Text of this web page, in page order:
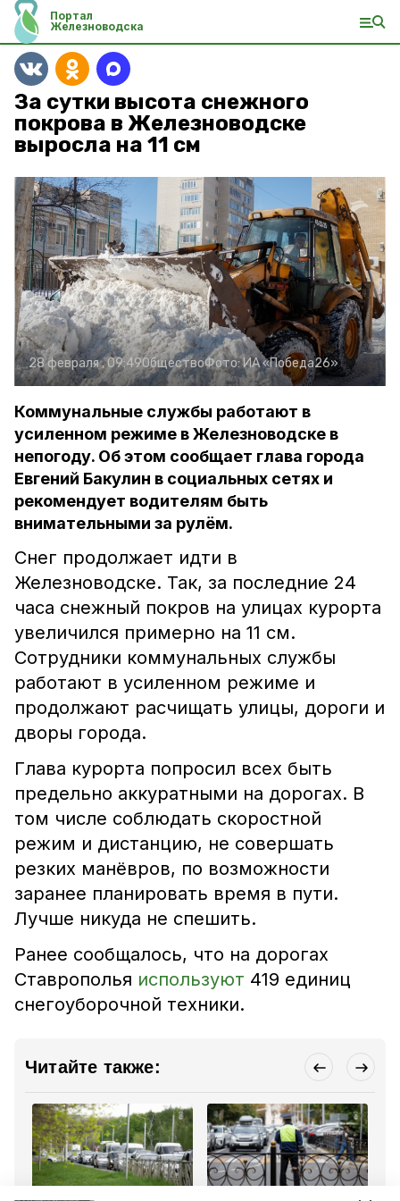
Портал
Железноводска
За сутки высота снежного
покрова в Железноводске
выросла на 11 см
28 февраля , 09:49ОбществоФото:ИА «Победа26»
Коммунальные службы работают в
усиленном режиме в Железноводске в
непогоду. Об этом сообщает глава города
Евгений Бакулин в социальных сетях и
рекомендует водителям быть
внимательными за рулём.
Снег продолжает идти в
Железноводске. Так, за последние 24
часа снежный покров на улицах курорта
увеличился примерно на 11 см.
Сотрудники коммунальных службы
работают в усиленном режиме и
продолжают расчищать улицы, дороги и
дворы города.
Глава курорта попросил всех быть
предельно аккуратными на дорогах. В
том числе соблюдать скоростной
режим и дистанцию, не совершать
резких манёвров, по возможности
заранее планировать время в пути.
Лучше никуда не спешить.
Ранее сообщалось, что на дорогах
Ставрополья используют 419 единиц
снегоуборочной техники.
Читайте также: